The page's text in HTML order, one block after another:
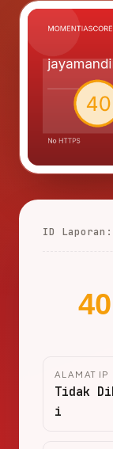
ID Laporan:
40
ALAMAT IP
Tidak
i